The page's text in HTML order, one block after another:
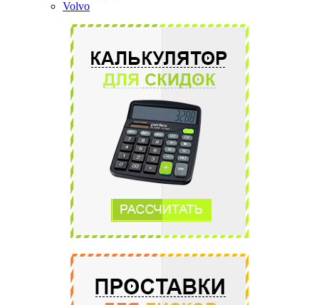
Volvo